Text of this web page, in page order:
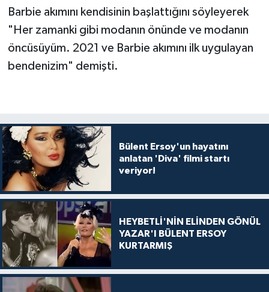
Barbie akımını kendisinin başlattığını söyleyerek
"Her zamanki gibi modanın önünde ve modanın
öncüsüyüm. 2021 ve Barbie akımını ilk uygulayan
bendenizim" demişti.
Bülent Ersoy'un hayatını
anlatan 'Diva' filmi startı
veriyor!
HEYBETLİ'NİN ELİNDEN GÖNÜL
YAZAR'I BÜLENT ERSOY
KURTARMIŞ